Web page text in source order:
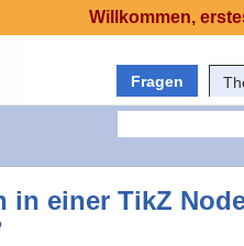
Fragen
in einer TikZ
Willkommen,